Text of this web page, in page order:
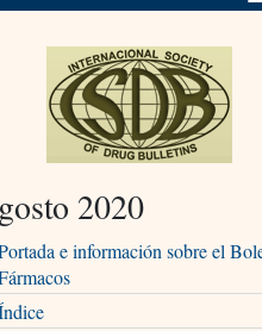
2020
e información sobre el